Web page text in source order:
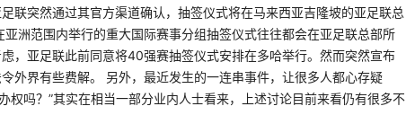
联突然通过其官方渠道确认，抽签仪式将在马来西亚吉隆坡的亚足联总
洲范围内举行的重大国际赛事分组抽签仪式往往都会在亚足联总部所
，亚足联此前同意将40强赛抽签仪式安排在多哈举行。然而突然宣布
外界有些费解。 另外，最近发生的一连串事件，让很多人都心存疑
权吗？”其实在相当一部分业内人士看来，上述讨论目前来看仍有很多不